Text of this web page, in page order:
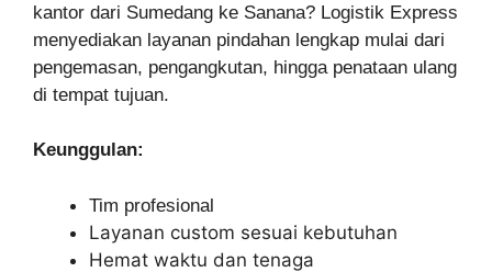
kantor dari Sumedang ke Sanana? Logistik Express
menyediakan layanan pindahan lengkap mulai dari
pengemasan, pengangkutan, hingga penataan ulang
di tempat tujuan.
Keunggulan:
Tim profesional
Layanan custom sesuai kebutuhan
Hemat waktu dan tenaga